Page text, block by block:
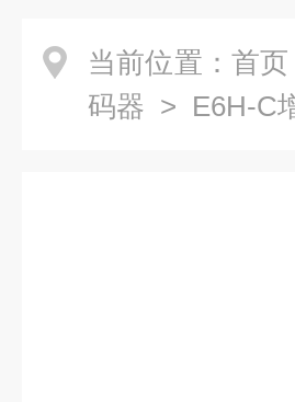
当前位置： 首页
码器 > E6H-C